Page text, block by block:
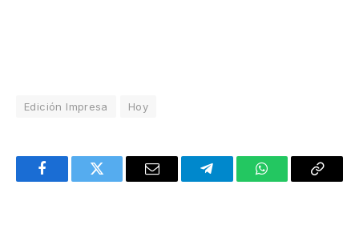
Edición Impresa Hoy
FacebookTwitter Email TelegramWhatsAppCopy